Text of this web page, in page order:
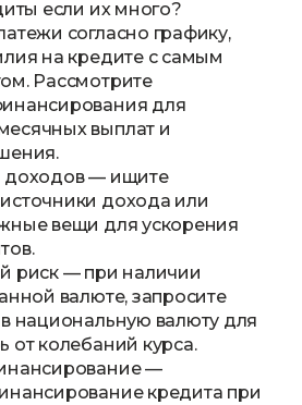
если их много?
согласно графику,
на кредите с самым
Рассмотрите
для
выплат и
доходов — ищите
дохода или
вещи для ускорения
риск — при наличии
валюте, запросите
национальную валюту для
от колебаний курса.
—
кредита при